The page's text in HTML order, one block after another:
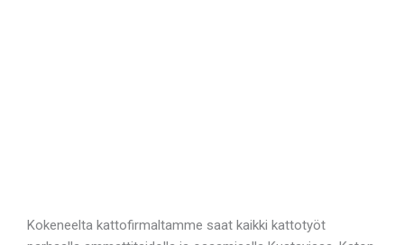
Kokeneelta kattofirmaltamme saat kaikki kattotyöt